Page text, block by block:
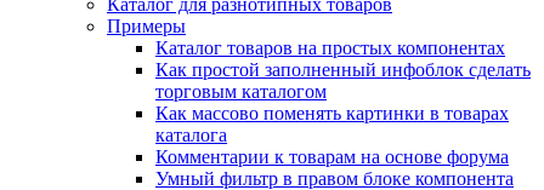
Каталог для разнотипных товаров
Примеры
Каталог товаров на простых компонентах
Как простой заполненный инфоблок сделать
торговым каталогом
Как массово поменять картинки в товарах
каталога
Комментарии к товарам на основе форума
Умный фильтр в правом блоке компонента